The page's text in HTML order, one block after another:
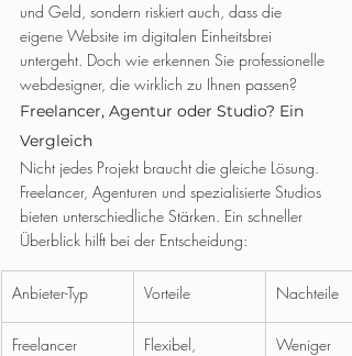
und Geld, sondern riskiert auch, dass die
eigene Website im digitalen Einheitsbrei
untergeht. Doch wie erkennen Sie professionelle
webdesigner, die wirklich zu Ihnen passen?
Freelancer, Agentur oder Studio? Ein
Vergleich
Nicht jedes Projekt braucht die gleiche Lösung.
Freelancer, Agenturen und spezialisierte Studios
bieten unterschiedliche Stärken. Ein schneller
Überblick hilft bei der Entscheidung:
Anbieter-Typ Vorteile Nachteile
Freelancer
Flexibel,
Weniger